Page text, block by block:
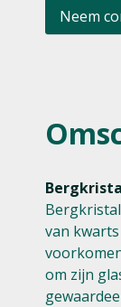
Neem
van
om zijn